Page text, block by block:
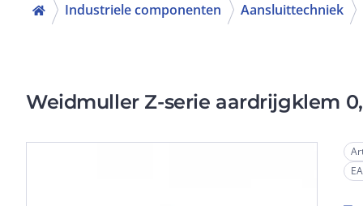
Industriele componenten Aansluittechniek
Weidmuller Z-serie aardrijgklem